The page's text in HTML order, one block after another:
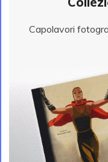
Capolavori